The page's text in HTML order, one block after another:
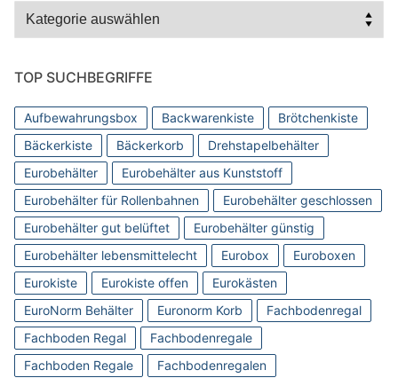
Kategorien
TOP SUCHBEGRIFFE
Aufbewahrungsbox Backwarenkiste
Brötchenkiste
Bäckerkiste
Bäckerkorb
Drehstapelbehälter
Eurobehälter
Eurobehälter aus Kunststoff
Eurobehälter für Rollenbahnen
Eurobehälter geschlossen
Eurobehälter gut belüftet
Eurobehälter günstig
Eurobehälter lebensmittelecht
Eurobox
Euroboxen
Eurokiste
Eurokiste offen
Eurokästen
EuroNorm Behälter
Euronorm Korb
Fachbodenregal
Fachboden Regal
Fachbodenregale
Fachboden Regale
Fachbodenregalen